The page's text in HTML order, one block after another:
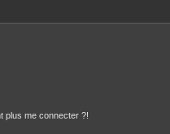
plus me connecter ?!